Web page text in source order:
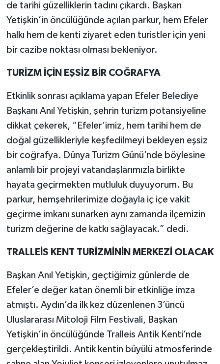
de tarihi güzelliklerin tadını çıkardı. Başkan
Yetişkin’in öncülüğünde açılan parkur, hem Efeler
halkı hem de kenti ziyaret eden turistler için yeni
bir cazibe noktası olması bekleniyor.
TURİZM İÇİN EŞSİZ BİR COĞRAFYA
Etkinlik sonrası açıklama yapan Efeler Belediye
Başkanı Anıl Yetişkin, şehrin turizm potansiyeline
dikkat çekerek, “Efeler’imiz, hem tarihi hem de
doğal güzellikleriyle keşfedilmeyi bekleyen eşsiz
bir coğrafya. Dünya Turizm Günü’nde böylesine
anlamlı bir projeyi vatandaşlarımızla birlikte
hayata geçirmekten mutluluk duyuyorum. Bu
parkur, hemşehrilerimize doğayla iç içe vakit
geçirme imkanı sunarken aynı zamanda ilçemizin
turizm değerine de katkı sağlayacak.” dedi.
TRALLEİS KENT TURİZMİNİN MERKEZİ OLACAK
Başkan Anıl Yetişkin, geçtiğimiz günlerde de
Efeler’e değer katan önemli bir etkinliğe imza
atmıştı. Aydın’da ilk kez düzenlenen 3’üncü
Uluslararası Mitoloji Film Festivali, Başkan
Yetişkin’in öncülüğünde Tralleis Antik Kenti’nde
gerçekleştirildi. Antik kentin büyülü atmosferinde